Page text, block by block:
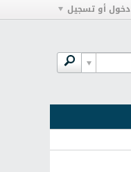
دخول أو تسجيل